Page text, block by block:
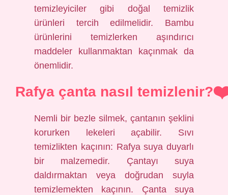
temizleyiciler gibi doğal temizlik
ürünleri tercih edilmelidir. Bambu
ürünlerini temizlerken aşındırıcı
maddeler kullanmaktan kaçınmak da
önemlidir.
Rafya çanta nasıl temizlenir?
Nemli bir bezle silmek, çantanın şeklini
korurken lekeleri açabilir. Sıvı
temizlikten kaçının: Rafya suya duyarlı
bir malzemedir. Çantayı suya
daldırmaktan veya doğrudan suyla
temizlemekten kaçının. Çanta suya